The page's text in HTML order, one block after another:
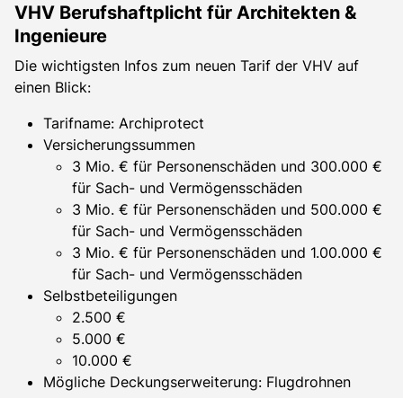
VHV Berufshaftplicht für Architekten &
Ingenieure
Die wichtigsten Infos zum neuen Tarif der VHV auf
einen Blick:
Tarifname: Archiprotect
Versicherungssummen
3 Mio. € für Personenschäden und 300.000 €
für Sach- und Vermögensschäden
3 Mio. € für Personenschäden und 500.000 €
für Sach- und Vermögensschäden
3 Mio. € für Personenschäden und 1.00.000 €
für Sach- und Vermögensschäden
Selbstbeteiligungen
2.500 €
5.000 €
10.000 €
Mögliche Deckungserweiterung: Flugdrohnen